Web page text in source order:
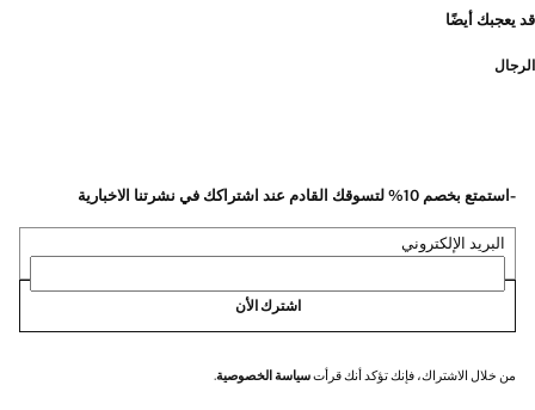
قد يعجبك أيضًا
الرجال
-استمتع بخصم 10% لتسوقك القادم عند اشتراكك في نشرتنا الاخبارية
البريد الإلكتروني
اشترك الأن
من خلال الاشتراك، فإنك تؤكد أنك قرأتسياسة الخصوصية.